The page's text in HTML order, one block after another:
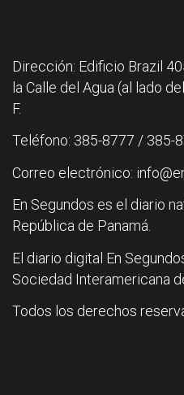
Dirección: Edificio Brazil
la Calle del Agua (al lado
F.
Teléfono: 385-8777 / 385-
Correo electrónico:
En Segundos es el diario
República de Panamá.
El diario digital En
Sociedad Interamericana
Todos los derechos